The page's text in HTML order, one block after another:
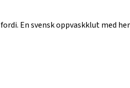
En svensk oppvaskklut med